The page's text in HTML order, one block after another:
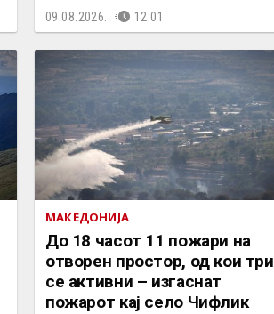
09.08.2026. 12:01
МАКЕДОНИЈА
До 18 часот 11 пожари на
отворен простор, од кои три
се активни – изгаснат
пожарот кај село Чифлик